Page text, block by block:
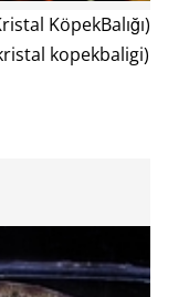
KöpekBalığı)
kopekbaligi)